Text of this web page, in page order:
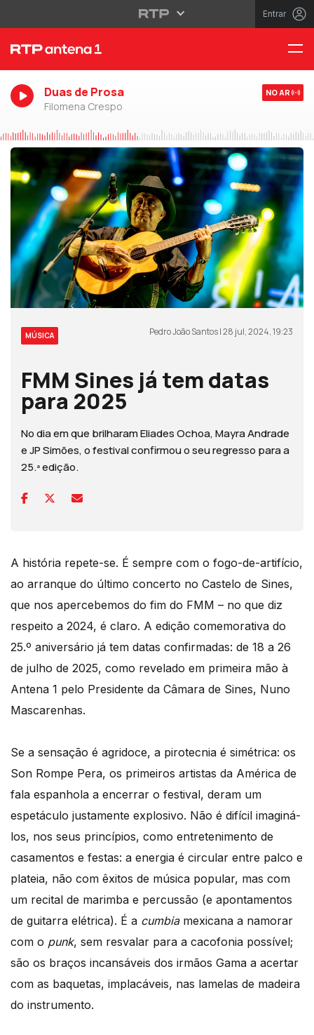
Entrar
Duas de Prosa
Filomena Crespo
NO AR
MÚSICA Pedro João Santos | 28 jul, 2024, 19:23
FMM Sines já tem datas
para 2025
No dia em que brilharam Eliades Ochoa, Mayra Andrade
e JP Simões, o festival confirmou o seu regresso para a
25.ª edição.
A história repete-se. É sempre com o fogo-de-artifício,
ao arranque do último concerto no Castelo de Sines,
que nos apercebemos do fim do FMM – no que diz
respeito a 2024, é claro. A edição comemorativa do
25.º aniversário já tem datas confirmadas: de 18 a 26
de julho de 2025, como revelado em primeira mão à
Antena 1 pelo Presidente da Câmara de Sines, Nuno
Mascarenhas.
Se a sensação é agridoce, a pirotecnia é simétrica: os
Son Rompe Pera, os primeiros artistas da América de
fala espanhola a encerrar o festival, deram um
espetáculo justamente explosivo. Não é difícil imaginá-
los, nos seus princípios, como entretenimento de
casamentos e festas: a energia é circular entre palco e
plateia, não com êxitos de música popular, mas com
um recital de marimba e percussão (e apontamentos
de guitarra elétrica). É a cumbiamexicana a namorar
com o punk, sem resvalar para a cacofonia possível;
são os braços incansáveis dos irmãos Gama a acertar
com as baquetas, implacáveis, nas lamelas de madeira
do instrumento.